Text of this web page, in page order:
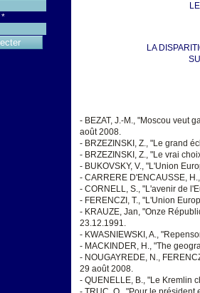
*
LA
- BEZAT, J.-M., "Moscou veut
août 2008.
- BRZEZINSKI, Z., "Le grand
- BRZEZINSKI, Z., "Le vrai
- BUKOVSKY, V., "L'Union
- CARRERE D'ENCAUSSE,
- CORNELL, S., "L'avenir de
- FERENCZI, T., "L'Union
- KRAUZE, Jan, "Onze
23.12.1991.
- KWASNIEWSKI, A.,
- MACKINDER, H., "The
- NOUGAYREDE, N.,
29 août 2008.
- QUENELLE, B., "Le Kremlin